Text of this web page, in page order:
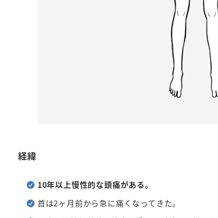
経緯
10年以上慢性的な頭痛がある。
首は2ヶ月前から急に痛くなってきた。